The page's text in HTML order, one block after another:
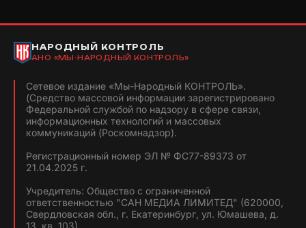
НАРОДНЫЙ КОНТРОЛЬ
АНО «МЫ-НАРОДНЫЙ КОНТРОЛЬ»
Сетевое издание «Мы-Народный КОНТРОЛЬ».
(Средство массовой информации зарегистрировано
Федеральной службой по надзору в сфере связи,
информационных технологий и массовых
коммуникаций (Роскомнадзор).
Регистрационный номер ЭЛ № ФС77-89373 от
21.04.2025 г.
Учредитель: Общество с ограниченной
ответственностью "САН МЕДИА ЛИМИТЕД" (620000,
Свердловская обл., г. Екатеринбург, ул. Юмашева, д.
13, кв. 103).